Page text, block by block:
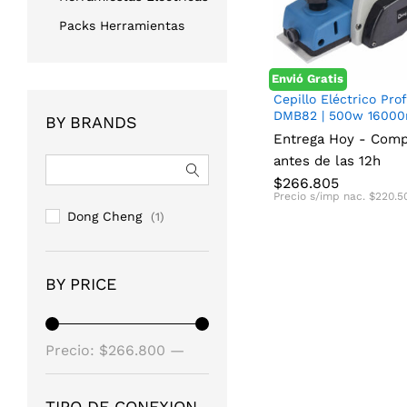
Envió Gratis
Cepillo Eléctrico
DMB82 | 500w
Entrega Hoy -
antes de las 12h
$266.805
Precio s/imp nac. $
$266.805
Packs Herramientas
BY BRANDS
Dong Cheng (1)
BY PRICE
mínimo
máximo
Precio: $266.800 —